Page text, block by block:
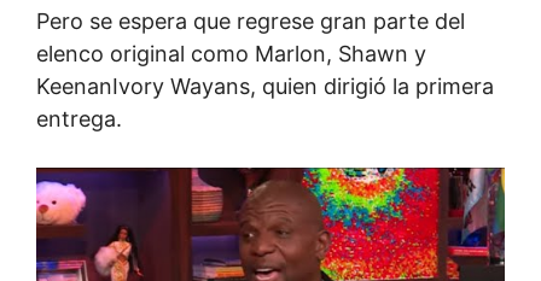
Pero se espera que regrese gran parte del
elenco original como Marlon, Shawn y
KeenanIvory Wayans, quien dirigió la primera
entrega.